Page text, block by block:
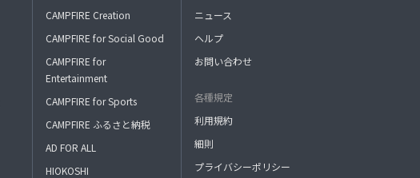
CAMPFIRE Creation
CAMPFIRE for Social Good
CAMPFIRE for
Entertainment
CAMPFIRE for Sports
CAMPFIRE ふるさと納税
AD FOR ALL
HIOKOSHI
ニュース
ヘルプ
お問い合わせ
各種規定
利用規約
細則
プライバシーポリシー